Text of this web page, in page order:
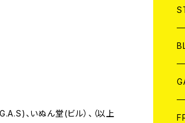
、いぬん堂(ビル）、（以上
CD